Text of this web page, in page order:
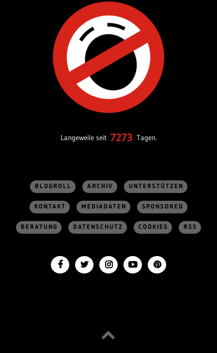
Langeweile seit 7273 Tagen.
BLOGROLL ARCHIV UNTERSTÜTZEN
KONTAKT MEDIADATEN SPONSORED
BERATUNG DATENSCHUTZ COOKIES RSS